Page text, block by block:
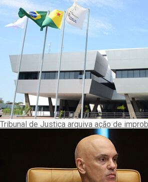
Tribunal de Justiça arquiva ação de